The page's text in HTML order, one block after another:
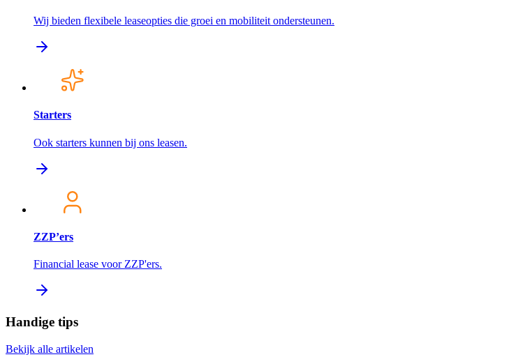
Wij bieden flexibele leaseopties die groei en mobiliteit ondersteunen.
Starters
Ook starters kunnen bij ons leasen.
ZZP’ers
Financial lease voor ZZP'ers.
Handige tips
Bekijk alle artikelen